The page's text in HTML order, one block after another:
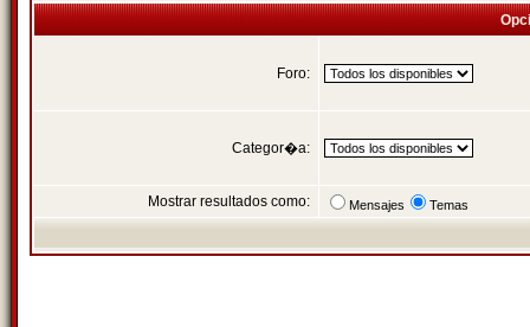
Foro:
Categor�a:
Mostrar resultados como: Mensajes Temas